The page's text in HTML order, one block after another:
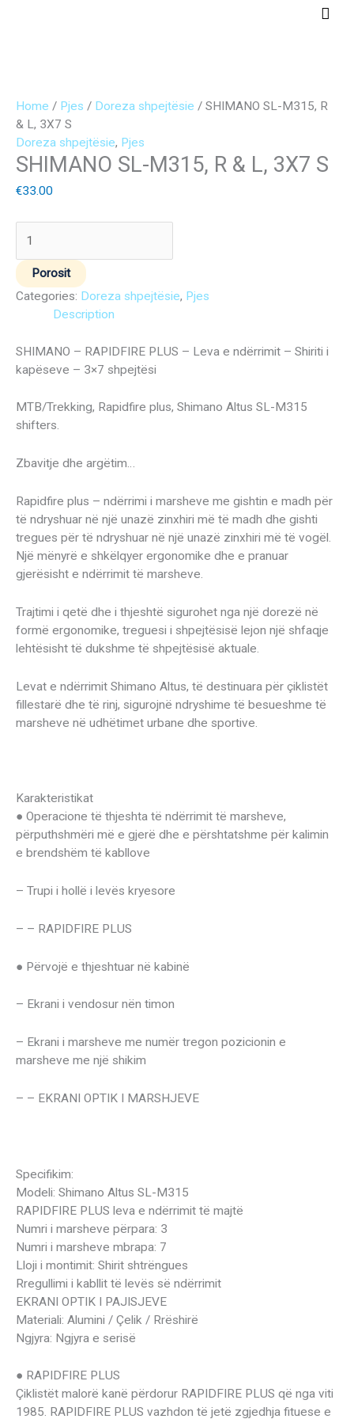
Main
Home / Pjes / Doreza shpejtësie / SHIMANO SL-M315, R
& L, 3X7 S
Doreza shpejtësie, Pjes
SHIMANO SL-M315, R & L, 3X7 S
€33.00
SL-
M315,
R
&
3X7
quantity
Porosit
Categories: Doreza shpejtësie, Pjes
Description
SHIMANO – RAPIDFIRE PLUS – Leva e ndërrimit – Shiriti i
kapëseve – 3×7 shpejtësi
MTB/Trekking, Rapidfire plus, Shimano Altus SL-M315
shifters.
Zbavitje dhe argëtim…
Rapidfire plus – ndërrimi i marsheve me gishtin e madh për
të ndryshuar në një unazë zinxhiri më të madh dhe gishti
tregues për të ndryshuar në një unazë zinxhiri më të vogël.
Një mënyrë e shkëlqyer ergonomike dhe e pranuar
gjerësisht e ndërrimit të marsheve.
Trajtimi i qetë dhe i thjeshtë sigurohet nga një dorezë në
formë ergonomike, treguesi i shpejtësisë lejon një shfaqje
lehtësisht të dukshme të shpejtësisë aktuale.
Levat e ndërrimit Shimano Altus, të destinuara për çiklistët
fillestarë dhe të rinj, sigurojnë ndryshime të besueshme të
marsheve në udhëtimet urbane dhe sportive.
Karakteristikat
● Operacione të thjeshta të ndërrimit të marsheve,
përputhshmëri më e gjerë dhe e përshtatshme për kalimin
e brendshëm të kabllove
– Trupi i hollë i levës kryesore
– – RAPIDFIRE PLUS
● Përvojë e thjeshtuar në kabinë
– Ekrani i vendosur nën timon
– Ekrani i marsheve me numër tregon pozicionin e
marsheve me një shikim
– – EKRANI OPTIK I MARSHJEVE
Specifikim:
Modeli: Shimano Altus SL-M315
RAPIDFIRE PLUS leva e ndërrimit të majtë
Numri i marsheve përpara: 3
Numri i marsheve mbrapa: 7
Lloji i montimit: Shirit shtrëngues
Rregullimi i kabllit të levës së ndërrimit
EKRANI OPTIK I PAJISJEVE
Materiali: Alumini / Çelik / Rrëshirë
Ngjyra: Ngjyra e serisë
● RAPIDFIRE PLUS
Çiklistët malorë kanë përdorur RAPIDFIRE PLUS që nga viti
1985. RAPIDFIRE PLUS vazhdon të jetë zgjedhja fituese e